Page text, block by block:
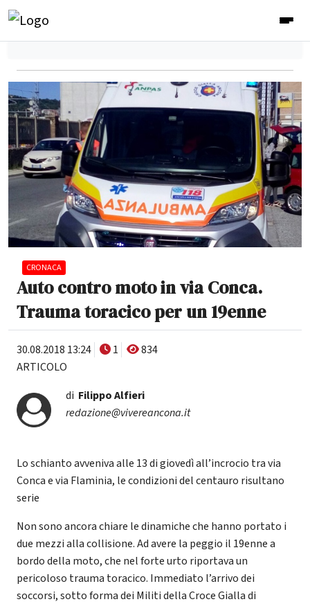
CRONACA
Auto contro moto in via Conca.
Trauma toracico per un 19enne
30.08.2018 13:24 1
834
ARTICOLO
di Filippo Alfieri
redazione@vivereancona.it
Lo schianto avveniva alle 13 di giovedì all’incrocio tra via
Conca e via Flaminia, le condizioni del centauro risultano
serie
Non sono ancora chiare le dinamiche che hanno portato i
due mezzi alla collisione. Ad avere la peggio il 19enne a
bordo della moto, che nel forte urto riportava un
pericoloso trauma toracico. Immediato l’arrivo dei
soccorsi, sotto forma dei Militi della Croce Gialla di